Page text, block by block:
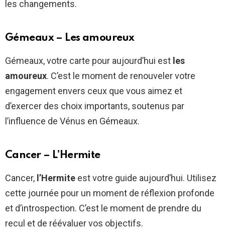
les changements.
Gémeaux – Les amoureux
Gémeaux, votre carte pour aujourd’hui est les
amoureux. C’est le moment de renouveler votre
engagement envers ceux que vous aimez et
d’exercer des choix importants, soutenus par
l’influence de Vénus en Gémeaux.
Cancer – L’Hermite
Cancer, l’Hermite est votre guide aujourd’hui. Utilisez
cette journée pour un moment de réflexion profonde
et d’introspection. C’est le moment de prendre du
recul et de réévaluer vos objectifs.